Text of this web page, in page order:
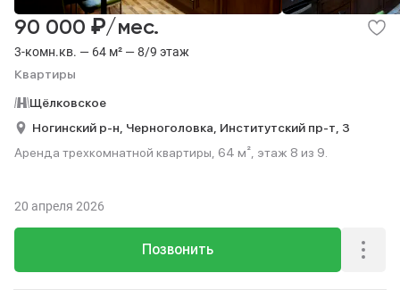
3-комн.кв. — 64 м² — 8/9 этаж
Квартиры
90 000 ₽/мес.
Щёлковское
Ногинский р-н, Черноголовка, Институтский пр-т, 3
Аренда трехкомнатной квартиры, 64 м², этаж 8 из 9.
Позвонить
20 апреля 2026